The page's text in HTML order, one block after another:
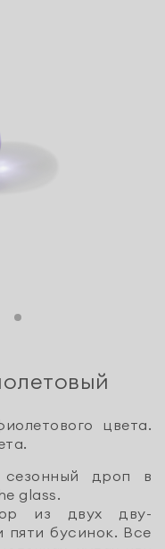
цвета.
дроп в
glass.
из двух дву-
пяти бусинок. Все